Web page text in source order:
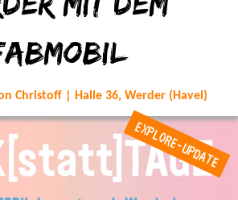
Christoff | Halle 36, Werder (Havel)
EXPLORE-UPDATE